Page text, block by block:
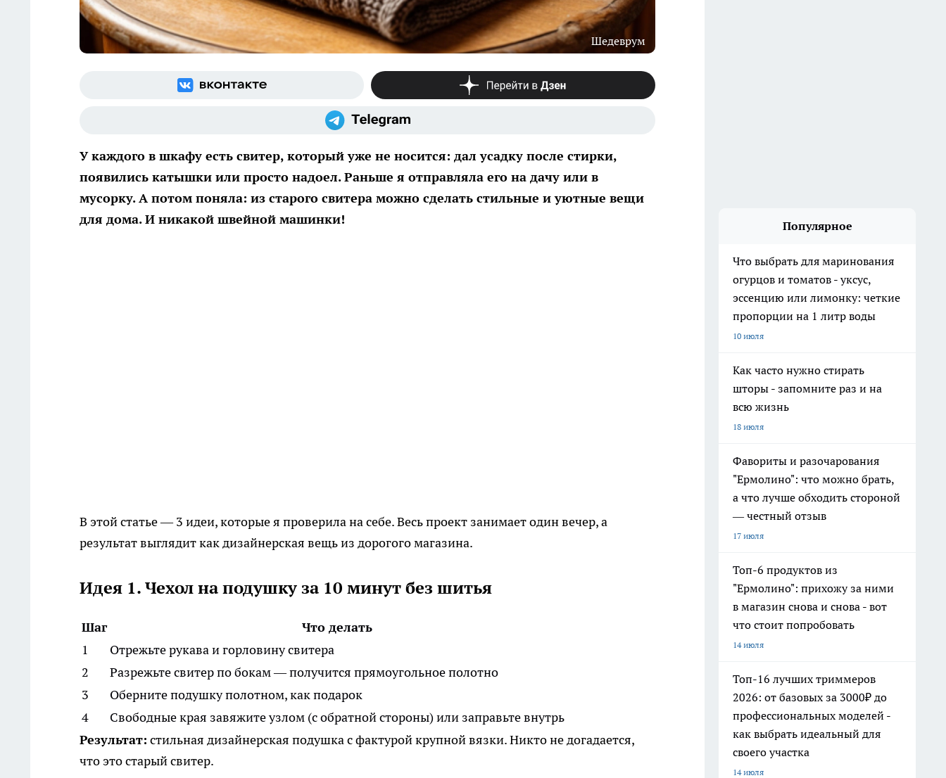
Шедеврум
У каждого в шкафу есть свитер, который уже не носится: дал усадку после стирки,
появились катышки или просто надоел. Раньше я отправляла его на дачу или в
мусорку. А потом поняла: из старого свитера можно сделать стильные и уютные вещи
для дома. И никакой швейной машинки!
В этой статье — 3 идеи, которые я проверила на себе. Весь проект занимает один вечер, а
результат выглядит как дизайнерская вещь из дорогого магазина.
Идея 1. Чехол на подушку за 10 минут без шитья
Шаг
Что делать
1
Отрежьте рукава и горловину свитера
2
Разрежьте свитер по бокам — получится прямоугольное полотно
3
Оберните подушку полотном, как подарок
4
Свободные края завяжите узлом (с обратной стороны) или заправьте внутрь
Результат: стильная дизайнерская подушка с фактурой крупной вязки. Никто не догадается,
что это старый свитер.
Популярное
Что выбрать для маринования
огурцов и томатов - уксус,
эссенцию или лимонку: четкие
пропорции на 1 литр воды
10 июля
Как часто нужно стирать
шторы - запомните раз и на
всю жизнь
18 июля
Фавориты и разочарования
"Ермолино": что можно брать,
а что лучше обходить стороной
— честный отзыв
17 июля
Топ-6 продуктов из
"Ермолино": прихожу за ними
в магазин снова и снова - вот
что стоит попробовать
14 июля
Топ-16 лучших триммеров
2026: от базовых за 3000₽ до
профессиональных моделей -
как выбрать идеальный для
своего участка
14 июля